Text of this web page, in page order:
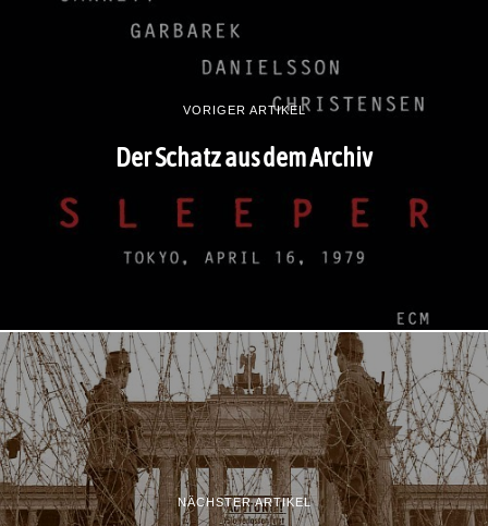
VORIGER ARTIKEL
Der Schatz aus dem Archiv
NÄCHSTER ARTIKEL